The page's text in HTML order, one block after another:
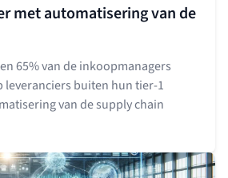
met automatisering van de
65% van de inkoopmanagers
leveranciers buiten hun tier-1
van de supply chain